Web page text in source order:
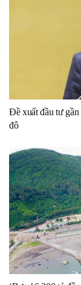
Đề xuất đầu tư
đô